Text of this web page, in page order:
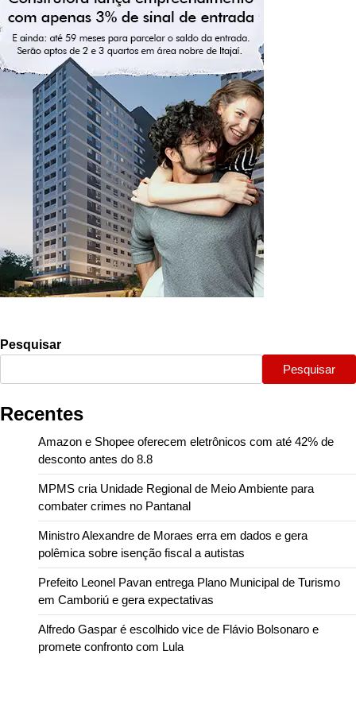
Pesquisar
Pesquisar
Recentes
Amazon e Shopee oferecem eletrônicos com até 42% de
desconto antes do 8.8
MPMS cria Unidade Regional de Meio Ambiente para
combater crimes no Pantanal
Ministro Alexandre de Moraes erra em dados e gera
polêmica sobre isenção fiscal a autistas
Prefeito Leonel Pavan entrega Plano Municipal de Turismo
em Camboriú e gera expectativas
Alfredo Gaspar é escolhido vice de Flávio Bolsonaro e
promete confronto com Lula